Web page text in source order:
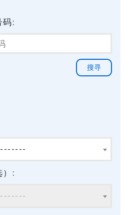
码:
）: